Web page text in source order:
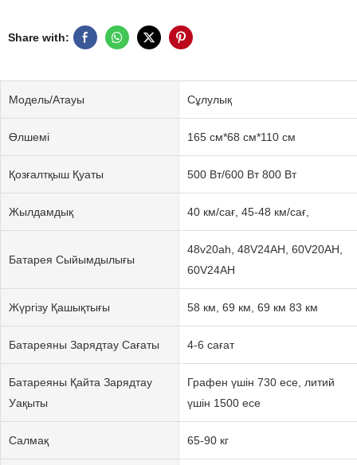
Share with:
Модель/Атауы Сұлулық
Өлшемі 165 см*68 см*110 см
Қозғалтқыш Қуаты 500 Вт/600 Вт 800 Вт
Жылдамдық 40 км/сағ, 45-48 км/сағ,
Батарея Сыйымдылығы
48v20ah, 48V24AH, 60V20AH,
60V24AH
Жүргізу Қашықтығы 58 км, 69 км, 69 км 83 км
Батареяны Зарядтау Сағаты 4-6 сағат
Батареяны Қайта Зарядтау
Уақыты
Графен үшін 730 есе, литий
үшін 1500 есе
Салмақ 65-90 кг